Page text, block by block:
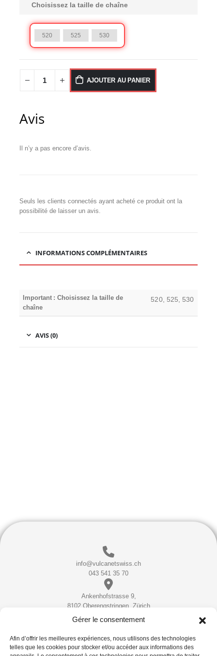
Gérer le consentement
Afin d’offrir les meilleures expériences, nous utilisons des technologies
telles que les cookies pour stocker et/ou accéder aux informations des
Choisissez la taille de chaîne
520 525 530
AJOUTER AU PANIER
Avis
Il n’y a pas encore d’avis.
Seuls les clients connectés ayant acheté ce produit ont la
possibilité de laisser un avis.
INFORMATIONS COMPLÉMENTAIRES
Important : Choisissez la taille de
chaîne
520, 525, 530
AVIS (0)
info@vulcanetswiss.ch
043 541 35 70
Ankenhofstrasse 9,
8102 Oberengstringen, Zürich
Instagram Facebook YouTube TikTok